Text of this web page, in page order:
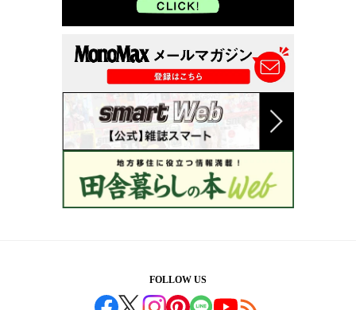
FOLLOW US